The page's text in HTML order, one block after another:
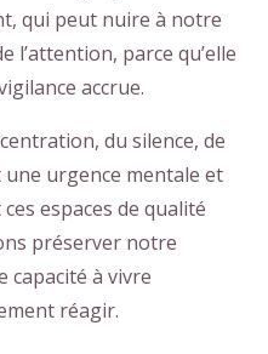
qui peut nuire à notre
l’attention, parce qu’elle
accrue.
du silence, de
une urgence mentale et
espaces de qualité
préserver notre
capacité à vivre
réagir.